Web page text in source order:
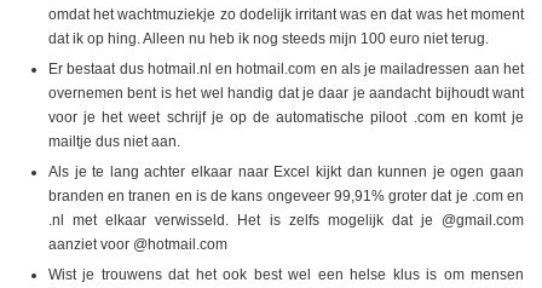
omdat het wachtmuziekje zo dodelijk irritant was en dat was het moment
dat ik op hing. Alleen nu heb ik nog steeds mijn 100 euro niet terug.
Er bestaat dus hotmail.nl en hotmail.com en als je mailadressen aan het
overnemen bent is het wel handig dat je daar je aandacht bijhoudt want
voor je het weet schrijf je op de automatische piloot .com en komt je
mailtje dus niet aan.
Als je te lang achter elkaar naar Excel kijkt dan kunnen je ogen gaan
branden en tranen en is de kans ongeveer 99,91% groter dat je .com en
.nl met elkaar verwisseld. Het is zelfs mogelijk dat je @gmail.com
aanziet voor @hotmail.com
Wist je trouwens dat het ook best wel een helse klus is om mensen